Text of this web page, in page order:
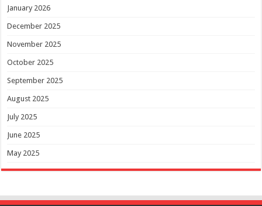
January 2026
December 2025
November 2025
October 2025
September 2025
August 2025
July 2025
June 2025
May 2025